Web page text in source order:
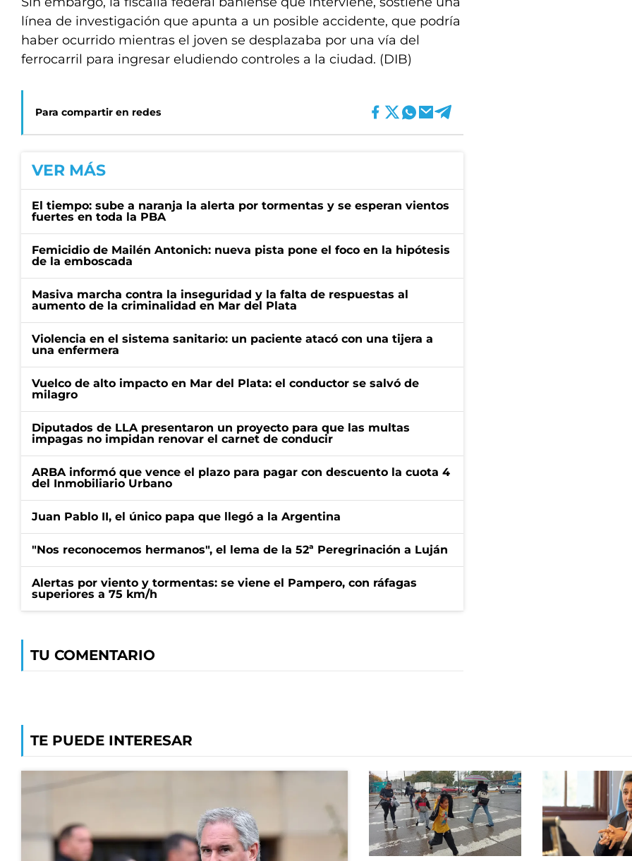
línea de investigación que apunta a un posible accidente, que podría
haber ocurrido mientras el joven se desplazaba por una vía del
ferrocarril para ingresar eludiendo controles a la ciudad. (DIB)
Para compartir en redes
VER MÁS
El tiempo: sube a naranja la alerta por tormentas y se esperan vientos
fuertes en toda la PBA
Femicidio de Mailén Antonich: nueva pista pone el foco en la hipótesis
de la emboscada
Masiva marcha contra la inseguridad y la falta de respuestas al
aumento de la criminalidad en Mar del Plata
Violencia en el sistema sanitario: un paciente atacó con una tijera a
una enfermera
Vuelco de alto impacto en Mar del Plata: el conductor se salvó de
milagro
Diputados de LLA presentaron un proyecto para que las multas
impagas no impidan renovar el carnet de conducir
ARBA informó que vence el plazo para pagar con descuento la cuota 4
del Inmobiliario Urbano
Juan Pablo II, el único papa que llegó a la Argentina
"Nos reconocemos hermanos", el lema de la 52ª Peregrinación a Luján
Alertas por viento y tormentas: se viene el Pampero, con ráfagas
superiores a 75 km/h
TU COMENTARIO
TE PUEDE INTERESAR